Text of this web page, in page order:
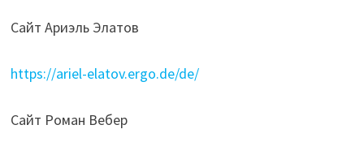
Сайт Ариэль Элатов
https://ariel-elatov.ergo.de/de/
Сайт Роман Вебер